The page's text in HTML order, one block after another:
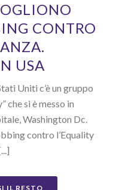
CONTRO
USA
Uniti c’è un gruppo
che si è messo in
Washington Dc.
contro l’Equality
IL RESTO